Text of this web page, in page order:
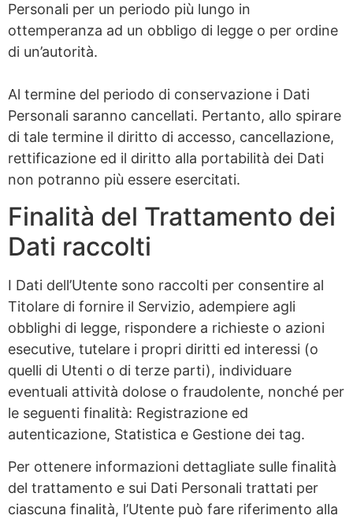
Personali per un periodo più lungo in
ottemperanza ad un obbligo di legge o per ordine
di un’autorità.
Al termine del periodo di conservazione i Dati
Personali saranno cancellati. Pertanto, allo spirare
di tale termine il diritto di accesso, cancellazione,
rettificazione ed il diritto alla portabilità dei Dati
non potranno più essere esercitati.
Finalità del Trattamento dei
Dati raccolti
I Dati dell’Utente sono raccolti per consentire al
Titolare di fornire il Servizio, adempiere agli
obblighi di legge, rispondere a richieste o azioni
esecutive, tutelare i propri diritti ed interessi (o
quelli di Utenti o di terze parti), individuare
eventuali attività dolose o fraudolente, nonché per
le seguenti finalità: Registrazione ed
autenticazione, Statistica e Gestione dei tag.
Per ottenere informazioni dettagliate sulle finalità
del trattamento e sui Dati Personali trattati per
ciascuna finalità, l’Utente può fare riferimento alla